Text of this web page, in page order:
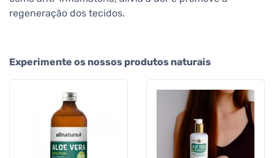
regeneração dos tecidos.
Experimente os nossos produtos naturais